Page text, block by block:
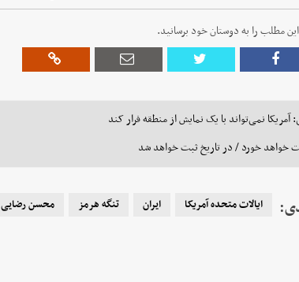
این مطلب را به دوستان خود برسانید.
نمی‌تواند با یک نمایش از منطقه فرار کند
خواهد خورد / در تاریخ ثبت خواهد شد
ایالات متحده آمریکا ایران تنگه هرمز محسن رضایی